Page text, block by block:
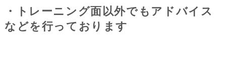
・トレーニング面以外でもアドバイス
などを行っております